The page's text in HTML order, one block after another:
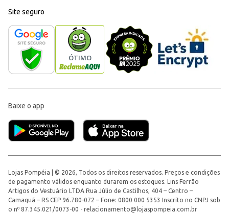
Site seguro
Baixe o app
Lojas Pompéia | © 2026, Todos os direitos reservados. Preços e condições
de pagamento válidos enquanto durarem os estoques. Lins Ferrão
Artigos do Vestuário LTDA Rua Júlio de Castilhos, 404 – Centro –
Camaquã – RS CEP 96.780-072 – Fone: 0800 000 5353 Inscrito no CNPJ sob
o nº 87.345.021/0073-00 - relacionamento@lojaspompeia.com.br